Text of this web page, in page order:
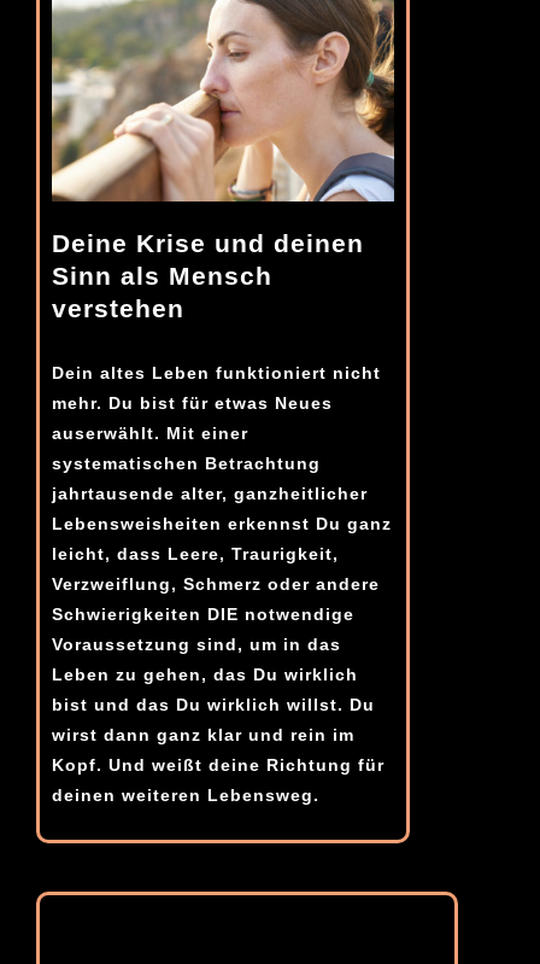
Deine Krise und deinen
Sinn als Mensch
verstehen
Dein altes Leben funktioniert nicht
mehr. Du bist für etwas Neues
auserwählt. Mit einer
systematischen Betrachtung
jahrtausende alter, ganzheitlicher
Lebensweisheiten erkennst Du ganz
leicht, dass Leere, Traurigkeit,
Verzweiflung, Schmerz oder andere
Schwierigkeiten DIE notwendige
Voraussetzung sind, um in das
Leben zu gehen, das Du wirklich
bist und das Du wirklich willst. Du
wirst dann ganz klar und rein im
Kopf. Und weißt deine Richtung für
deinen weiteren Lebensweg.